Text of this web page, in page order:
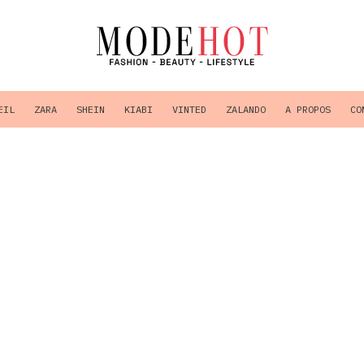
ZARA SHEIN KIABI VINTED ZALANDO A PROPOS